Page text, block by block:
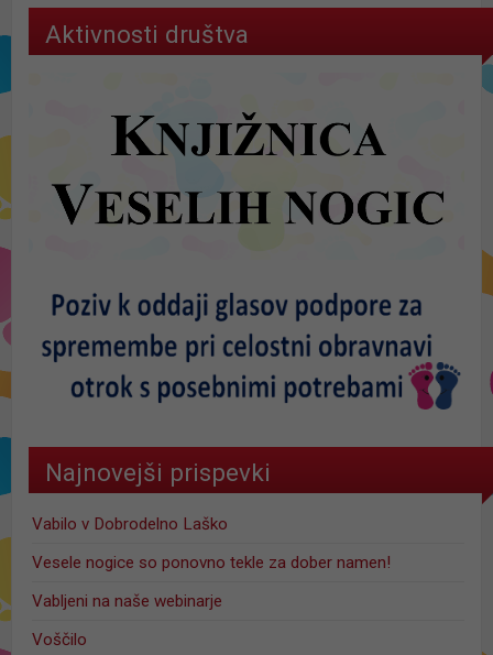
Aktivnosti društva
Najnovejši prispevki
Vabilo v Dobrodelno Laško
Vesele nogice so ponovno tekle za dober namen!
Vabljeni na naše webinarje
Voščilo